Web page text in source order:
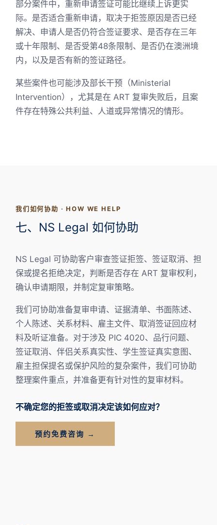
部分案件中，重新申请签证可能比继续上诉更实
际。是否适合重新申请，取决于拒签原因是否已经
解决、申请人是否仍符合签证要求、是否存在三年
或十年限制、是否受第48条限制、是否仍在澳洲境
内，以及是否有新的签证路径。
某些案件也可能涉及部长干预（Ministerial
Intervention），尤其是在 ART 复审失败后，且案
件存在特殊公共利益、人道或异常情况的情形。
我们如何协助 · HOW WE HELP
七、NS Legal 如何协助
NS Legal 可协助客户审查签证拒签、签证取消、担
保或提名拒绝决定，判断是否存在 ART 复审权利，
确认申请期限，并制定复审策略。
我们可协助准备复审申请、证据清单、书面陈述、
个人陈述、关系材料、雇主文件、取消签证回应材
料及听证准备。对于涉及 PIC 4020、品行问题、
签证取消、伴侣关系真实性、学生签证真实意图、
雇主担保提名或保护风险的复杂案件，我们可协助
整理案件重点，并准备更有针对性的复审材料。
不确定您的拒签或取消决定该如何应对？
预约免费咨询 →